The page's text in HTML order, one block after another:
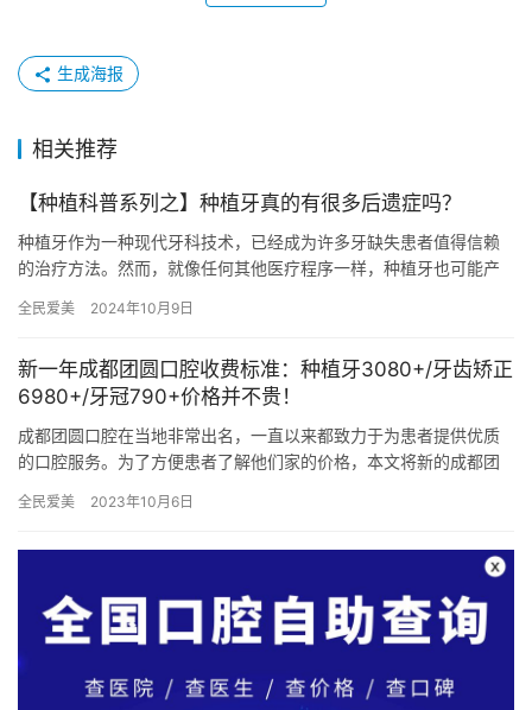
生成海报
相关推荐
【种植科普系列之】种植牙真的有很多后遗症吗？
种植牙作为一种现代牙科技术，已经成为许多牙缺失患者值得信赖
的治疗方法。然而，就像任何其他医疗程序一样，种植牙也可能产
理等因…
全民爱美 2024年10月9日
新一年成都团圆口腔收费标准：种植牙3080+/牙齿矫正
6980+/牙冠790+价格并不贵！
成都团圆口腔在当地非常出名，一直以来都致力于为患者提供优质
的口腔服务。为了方便患者了解他们家的价格，本文将新的成都团
全民爱美 2023年10月6日